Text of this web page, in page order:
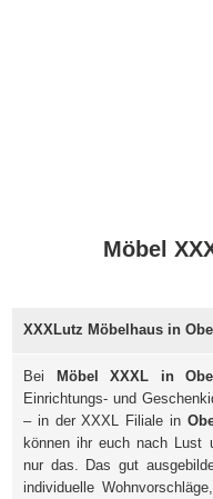
Möbel
XXXLutz Möbelhaus in
Bei Möbel XXXL in
Einrichtungs- und
– in der XXXL Filiale in
können ihr euch nach Lust
nur das. Das gut
individuelle